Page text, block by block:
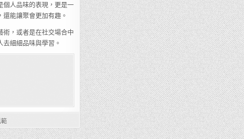
個人品味的表現，更是一
能讓聚會更加有趣。
術，或者是在社交場合中
細細品味與學習。